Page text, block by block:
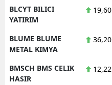
BLCYT BILICI
YATIRIM
19,60
BLUME BLUME
METAL KIMYA
36,20
BMSCH BMS CELIK
HASIR
12,22